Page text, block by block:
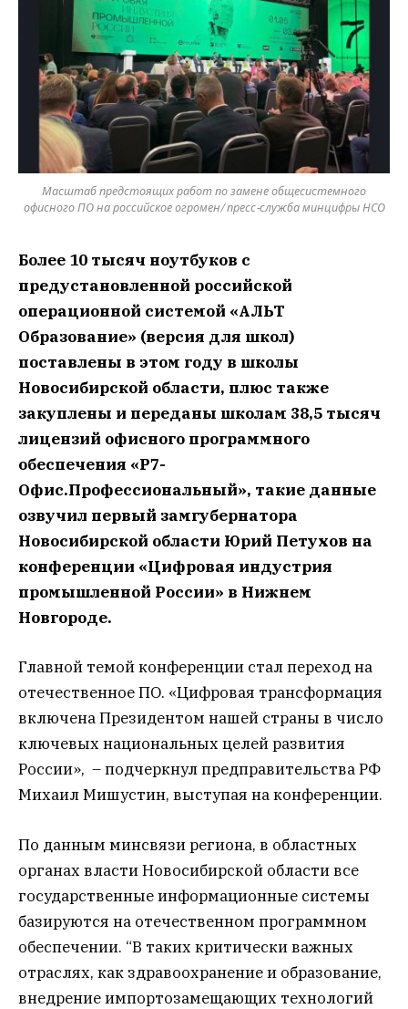
Масштаб предстоящих работ по замене общесистемного
офисного ПО на российское огромен/ пресс-служба минцифры НСО
Более 10 тысяч ноутбуков с
предустановленной российской
операционной системой «АЛЬТ
Образование» (версия для школ)
поставлены в этом году в школы
Новосибирской области, плюс также
закуплены и переданы школам 38,5 тысяч
лицензий офисного программного
обеспечения «Р7-
Офис.Профессиональный», такие данные
озвучил первый замгубернатора
Новосибирской области Юрий Петухов на
конференции «Цифровая индустрия
промышленной России» в Нижнем
Новгороде.
Главной темой конференции стал переход на
отечественное ПО. «Цифровая трансформация
включена Президентом нашей страны в число
ключевых национальных целей развития
России», – подчеркнул предправительства РФ
Михаил Мишустин, выступая на конференции.
По данным минсвязи региона, в областных
органах власти Новосибирской области все
государственные информационные системы
базируются на отечественном программном
обеспечении. “В таких критически важных
отраслях, как здравоохранение и образование,
внедрение импортозамещающих технологий